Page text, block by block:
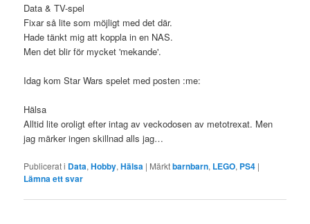
Data & TV-spel
Fixar så lite som möjligt med det där.
Hade tänkt mig att koppla in en NAS.
Men det blir för mycket 'mekande'.
Idag kom Star Wars spelet med posten :me:
Hälsa
Alltid lite oroligt efter intag av veckodosen av metotrexat. Men
jag märker ingen skillnad alls jag…
Publicerat i Data,Hobby,Hälsa | Märktbarnbarn, LEGO, PS4 |
Lämna ett svar